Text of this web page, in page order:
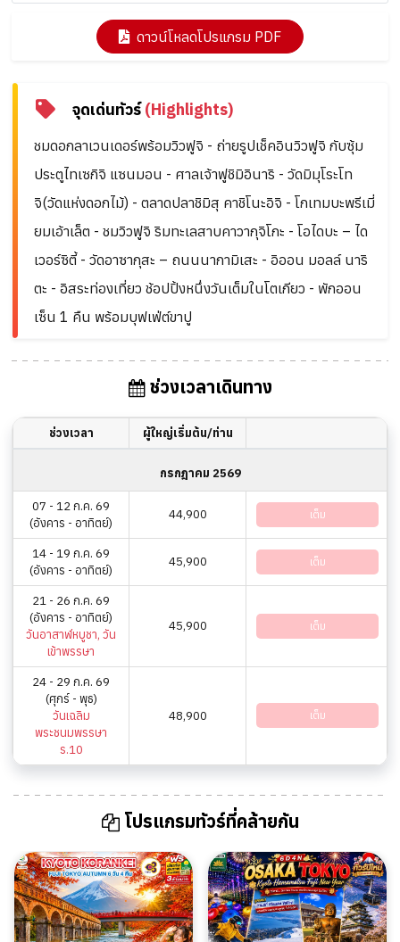
ดาวน์โหลดโปรแกรม PDF
จุดเด่นทัวร์(Highlights)
ชมดอกลาเวนเดอร์พร้อมวิวฟูจิ - ถ่ายรูปเช็คอินวิวฟูจิ กับซุ้ม
ประตูไทเซกิจิ แซนมอน - ศาลเจ้าฟูชิมิอินาริ - วัดมิมุโระโท
จิ(วัดแห่งดอกไม้) - ตลาดปลาชิมิสุ คาชิโนะอิจิ - โกเทมบะพรีเมี่
ยมเอ้าเล็ต - ชมวิวฟูจิ ริมทะเลสาบคาวากุจิโกะ - โอไดบะ – ได
เวอร์ซิตี้ - วัดอาซากุสะ – ถนนนากามิเสะ - อิออน มอลล์ นาริ
ตะ - อิสระท่องเที่ยว ช้อปปิ้งหนึ่งวันเต็มในโตเกียว - พักออน
เซ็น 1 คืน พร้อมบุฟเฟ่ต์ขาปู
ช่วงเวลาเดินทาง
ช่วงเวลา ผู้ใหญ่เริ่มต้น/ท่าน
กรกฎาคม 2569
07 - 12 ก.ค. 69
(อังคาร - อาทิตย์)
44,900 เต็ม
14 - 19 ก.ค. 69
(อังคาร - อาทิตย์)
45,900 เต็ม
21 - 26 ก.ค. 69
(อังคาร - อาทิตย์)
วันอาสาฬหบูชา, วัน
เข้าพรรษา
45,900 เต็ม
24 - 29 ก.ค. 69
(ศุกร์ - พุธ)
วันเฉลิม
พระชนมพรรษา
ร.10
48,900 เต็ม
โปรแกรมทัวร์ที่คล้ายกัน